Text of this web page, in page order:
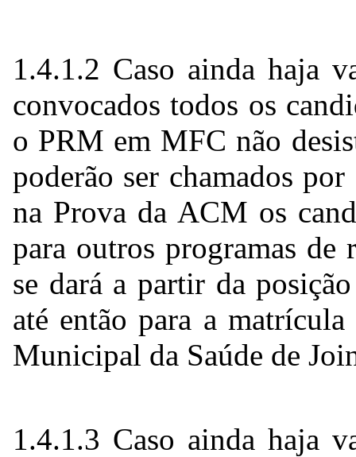
1.4.1.2 Caso ainda haja
convocados todos os
o PRM em MFC não
poderão ser chamados
na Prova da ACM os
para outros programas de
se dará a partir da
até então para a
Municipal da Saúde de
1.4.1.3 Caso ainda haja